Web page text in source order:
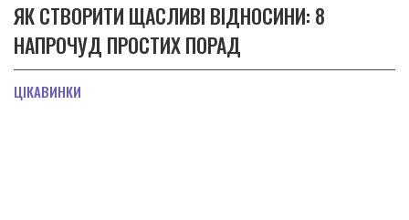
ЯК СТВОРИТИ ЩАСЛИВІ ВІДНОСИНИ: 8
НАПРОЧУД ПРОСТИХ ПОРАД
ЦІКАВИНКИ